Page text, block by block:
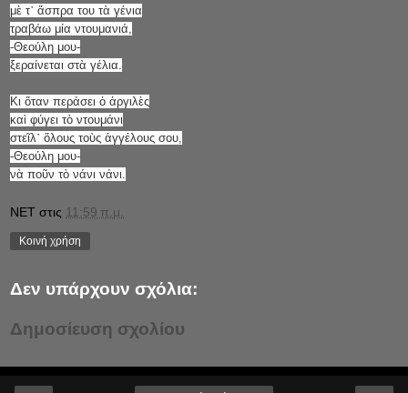
μὲ τ᾿ ἄσπρα του τὰ γένια
τραβάω μία ντουμανιά,
-Θεούλη μου-
ξεραίνεται στὰ γέλια.
Κι ὅταν περάσει ὁ ἀργιλὲς
καὶ φύγει τὸ ντουμάνι
στεῖλ᾿ ὅλους τοὺς ἀγγέλους σου,
-Θεούλη μου-
νὰ ποῦν τὸ νάνι νάνι.
NET στις 11:59 π.μ.
Κοινή χρήση
Δεν υπάρχουν σχόλια:
Δημοσίευση σχολίου